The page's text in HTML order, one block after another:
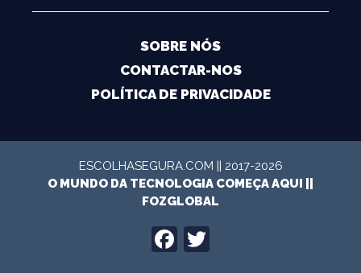
SOBRE NÓS
CONTACTAR-NOS
POLÍTICA DE PRIVACIDADE
ESCOLHASEGURA.COM || 2017-2026
O MUNDO DA TECNOLOGIA COMEÇA AQUI ||
FOZGLOBAL
FACEBOOK